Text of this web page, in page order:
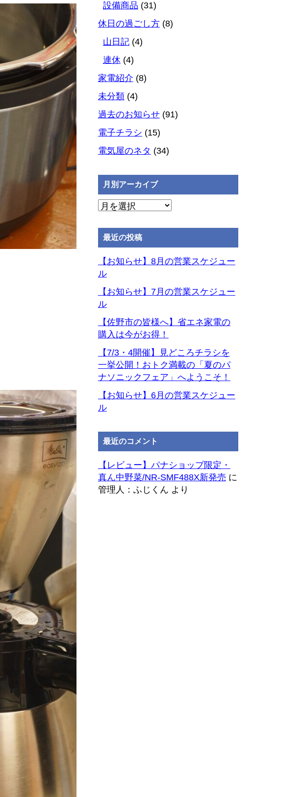
設備商品 (31)
休日の過ごし方(8)
山日記(4)
連休(4)
家電紹介 (8)
未分類(4)
過去のお知らせ(91)
電子チラシ (15)
電気屋のネタ (34)
月別アーカイブ
月
ア
ー
カ
イ
ブ
最近の投稿
【お知らせ】8月の営業スケジュー
ル
【お知らせ】7月の営業スケジュー
ル
【佐野市の皆様へ】省エネ家電の
購入は今がお得！
【7/3・4開催】見どころチラシを
一挙公開！おトク満載の「夏のパ
ナソニックフェア」へようこそ！
【お知らせ】6月の営業スケジュー
ル
最近のコメント
【レビュー】パナショップ限定・
真ん中野菜/NR-SMF488X新発売 に
管理人：ふじくん より